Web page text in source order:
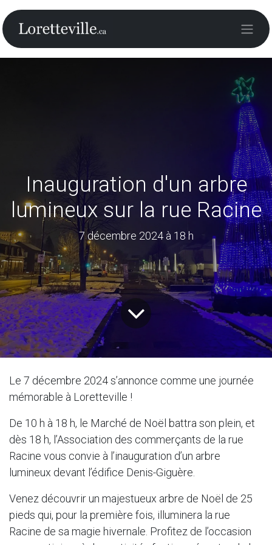
Inauguration d'un arbre
lumineux sur la rue Racine
7 décembre 2024 à 18 h
Le 7 décembre 2024 s’annonce comme une journée
mémorable à Loretteville !
De 10 h à 18 h, le Marché de Noël battra son plein, et
dès 18 h, l’Association des commerçants de la rue
Racine vous convie à l’inauguration d’un arbre
lumineux devant l’édifice Denis-Giguère.
Venez découvrir un majestueux arbre de Noël de 25
pieds qui, pour la première fois, illuminera la rue
Racine de sa magie hivernale. Profitez de l’occasion